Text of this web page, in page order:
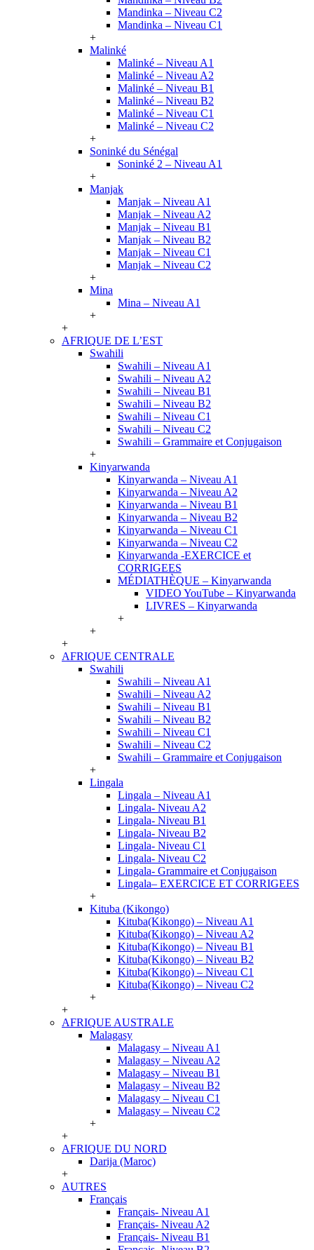
Mandinka – Niveau C2
Mandinka – Niveau C1
+
Malinké
Malinké – Niveau A1
Malinké – Niveau A2
Malinké – Niveau B1
Malinké – Niveau B2
Malinké – Niveau C1
Malinké – Niveau C2
+
Soninké du Sénégal
Soninké 2 – Niveau A1
+
Manjak
Manjak – Niveau A1
Manjak – Niveau A2
Manjak – Niveau B1
Manjak – Niveau B2
Manjak – Niveau C1
Manjak – Niveau C2
+
Mina
Mina – Niveau A1
+
+
AFRIQUE DE L’EST
Swahili
Swahili – Niveau A1
Swahili – Niveau A2
Swahili – Niveau B1
Swahili – Niveau B2
Swahili – Niveau C1
Swahili – Niveau C2
Swahili – Grammaire et Conjugaison
+
Kinyarwanda
Kinyarwanda – Niveau A1
Kinyarwanda – Niveau A2
Kinyarwanda – Niveau B1
Kinyarwanda – Niveau B2
Kinyarwanda – Niveau C1
Kinyarwanda – Niveau C2
Kinyarwanda -EXERCICE et
CORRIGEES
MÉDIATHÈQUE – Kinyarwanda
VIDEO YouTube – Kinyarwanda
LIVRES – Kinyarwanda
+
+
+
AFRIQUE CENTRALE
Swahili
Swahili – Niveau A1
Swahili – Niveau A2
Swahili – Niveau B1
Swahili – Niveau B2
Swahili – Niveau C1
Swahili – Niveau C2
Swahili – Grammaire et Conjugaison
+
Lingala
Lingala – Niveau A1
Lingala- Niveau A2
Lingala- Niveau B1
Lingala- Niveau B2
Lingala- Niveau C1
Lingala- Niveau C2
Lingala- Grammaire et Conjugaison
Lingala– EXERCICE ET CORRIGEES
+
Kituba (Kikongo)
Kituba(Kikongo) – Niveau A1
Kituba(Kikongo) – Niveau A2
Kituba(Kikongo) – Niveau B1
Kituba(Kikongo) – Niveau B2
Kituba(Kikongo) – Niveau C1
Kituba(Kikongo) – Niveau C2
+
+
AFRIQUE AUSTRALE
Malagasy
Malagasy – Niveau A1
Malagasy – Niveau A2
Malagasy – Niveau B1
Malagasy – Niveau B2
Malagasy – Niveau C1
Malagasy – Niveau C2
+
+
AFRIQUE DU NORD
Darija (Maroc)
+
AUTRES
Français
Français- Niveau A1
Français- Niveau A2
Français- Niveau B1